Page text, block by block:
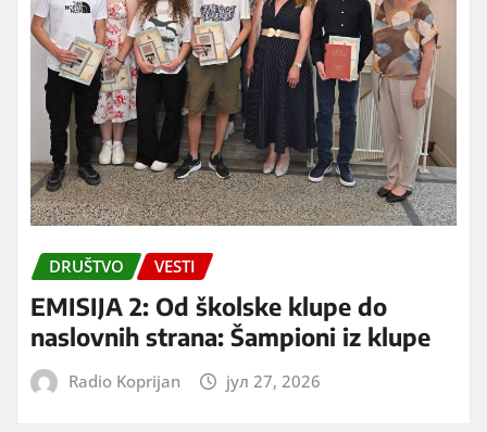
DRUŠTVO VESTI
EMISIJA 2: Od školske klupe do
naslovnih strana: Šampioni iz klupe
Radio Koprijan јул 27, 2026